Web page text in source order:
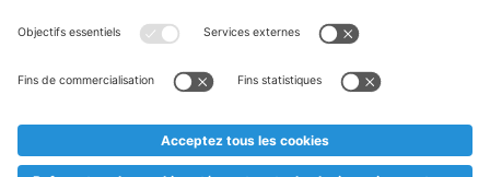
Textes marqués d'un astérisque et mentions légales
* Nous vendons ces articles temporairement et jusqu'à
au cas où, malgré le planning bien étudié, nous serions
prématurément en rupture de stock. Prix Recupel et TVA incl.
** Sur ce site, l’utilisation de la forme masculine a été adoptée